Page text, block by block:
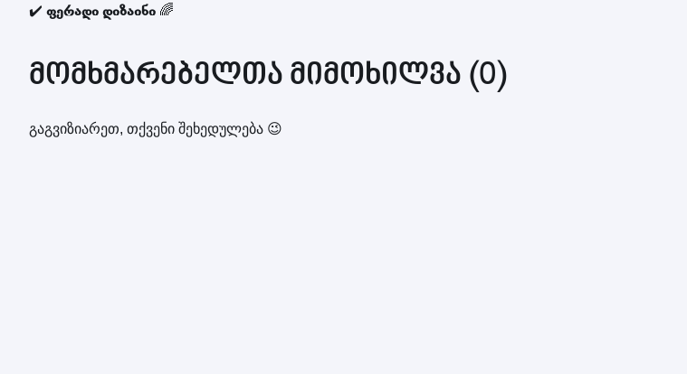
✔️ ფერადი დიზაინი 🌈
მომხმარებელთა მიმოხილვა (0)
გაგვიზიარეთ, თქვენი შეხედულება 😉